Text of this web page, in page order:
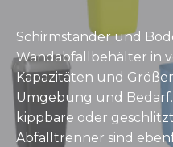
Schirmständer und
Wandabfallbehälter in
Kapazitäten und
Umgebung und
kippbare oder
Abfalltrenner sind